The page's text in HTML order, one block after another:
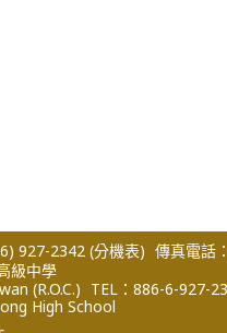
927-2342 (分機表) 傳真電話
級中學
(R.O.C.) TEL：886-6-927-
High School